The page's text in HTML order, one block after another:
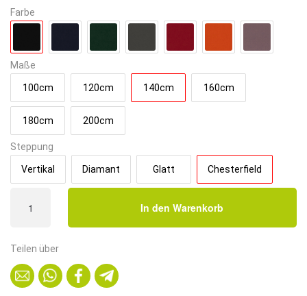
Farbe
Maße
100cm 120cm 140cm 160cm
180cm 200cm
Steppung
Vertikal Diamant Glatt Chesterfield
Sitzbank
|
cm
breit
In den Warenkorb
Teilen über